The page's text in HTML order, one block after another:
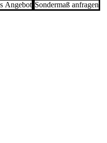
Angebot Sondermaß anfragen